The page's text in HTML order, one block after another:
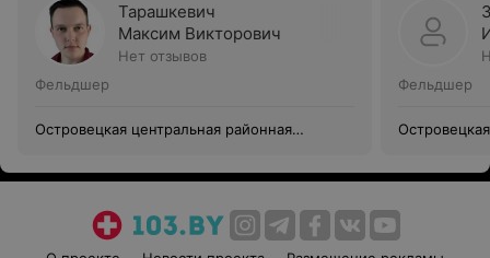
Тарашкевич
Максим Викторович
Нет отзывов
Фельдшер
Островецкая центральная районная
Фельдшер